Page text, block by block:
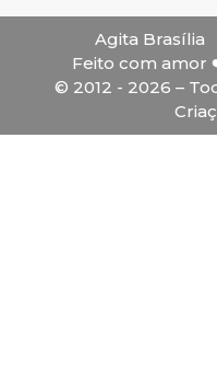
Agita Brasília
Feito com amor
© 2012 - 2026 –